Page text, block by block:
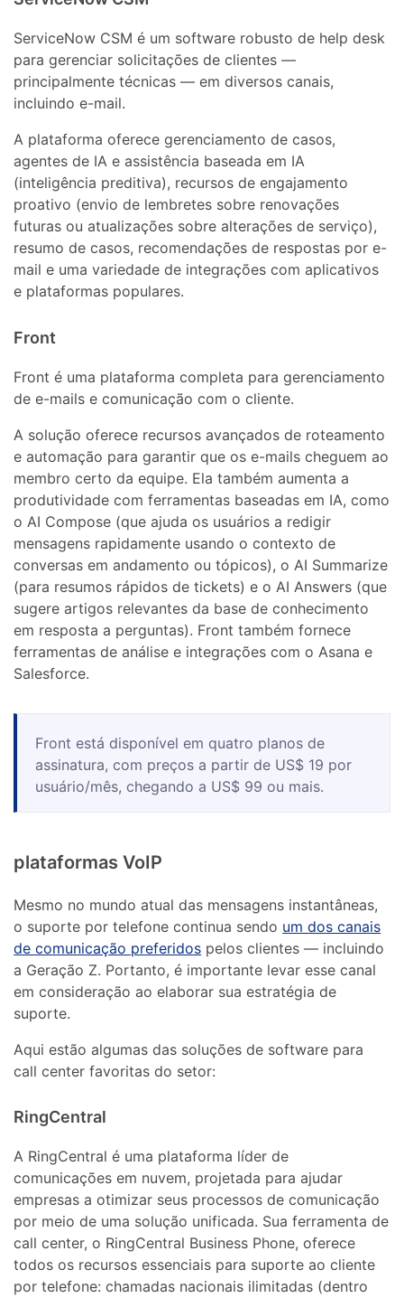
ServiceNow CSM é um software robusto de help desk
para gerenciar solicitações de clientes —
principalmente técnicas — em diversos canais,
incluindo e-mail.
A plataforma oferece gerenciamento de casos,
agentes de IA e assistência baseada em IA
(inteligência preditiva), recursos de engajamento
proativo (envio de lembretes sobre renovações
futuras ou atualizações sobre alterações de serviço),
resumo de casos, recomendações de respostas por e-
mail e uma variedade de integrações com aplicativos
e plataformas populares.
Front
Front é uma plataforma completa para gerenciamento
de e-mails e comunicação com o cliente.
A solução oferece recursos avançados de roteamento
e automação para garantir que os e-mails cheguem ao
membro certo da equipe. Ela também aumenta a
produtividade com ferramentas baseadas em IA, como
o AI Compose (que ajuda os usuários a redigir
mensagens rapidamente usando o contexto de
conversas em andamento ou tópicos), o AI Summarize
(para resumos rápidos de tickets) e o AI Answers (que
sugere artigos relevantes da base de conhecimento
em resposta a perguntas). Front também fornece
ferramentas de análise e integrações com o Asana e
Salesforce.
Front está disponível em quatro planos de
assinatura, com preços a partir de US$ 19 por
usuário/mês, chegando a US$ 99 ou mais.
plataformas VoIP
Mesmo no mundo atual das mensagens instantâneas,
o suporte por telefone continua sendo um dos canais
de comunicação preferidos pelos clientes — incluindo
a Geração Z. Portanto, é importante levar esse canal
em consideração ao elaborar sua estratégia de
suporte.
Aqui estão algumas das soluções de software para
call center favoritas do setor:
RingCentral
A RingCentral é uma plataforma líder de
comunicações em nuvem, projetada para ajudar
empresas a otimizar seus processos de comunicação
por meio de uma solução unificada. Sua ferramenta de
call center, o RingCentral Business Phone, oferece
todos os recursos essenciais para suporte ao cliente
por telefone: chamadas nacionais ilimitadas (dentro